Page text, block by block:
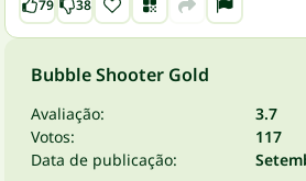
79 38
Bubble Shooter Gold
Avaliação:
3.7
Votos:
117
Data de publicação: